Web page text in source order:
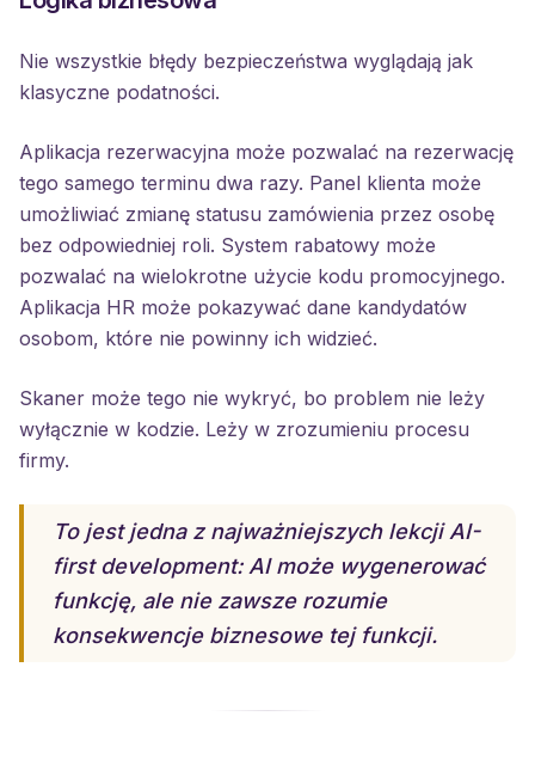
Nie wszystkie błędy bezpieczeństwa wyglądają jak
klasyczne podatności.
Aplikacja rezerwacyjna może pozwalać na rezerwację
tego samego terminu dwa razy. Panel klienta może
umożliwiać zmianę statusu zamówienia przez osobę
bez odpowiedniej roli. System rabatowy może
pozwalać na wielokrotne użycie kodu promocyjnego.
Aplikacja HR może pokazywać dane kandydatów
osobom, które nie powinny ich widzieć.
Skaner może tego nie wykryć, bo problem nie leży
wyłącznie w kodzie. Leży w zrozumieniu procesu
firmy.
To jest jedna z najważniejszych lekcji AI-
first development: AI może wygenerować
funkcję, ale nie zawsze rozumie
konsekwencje biznesowe tej funkcji.